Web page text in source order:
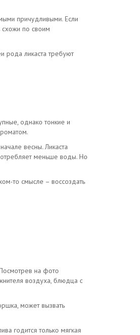
причудливыми. Если
схожи по своим
рода ликаста требуют
однако тонкие и
весны. Ликаста
меньше воды. Но
то смысле – воссоздать
на фото
воздуха, блюдца с
может вызвать
годится только мягкая